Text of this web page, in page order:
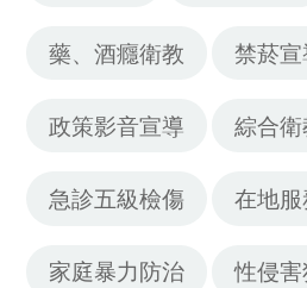
藥、酒癮衛教 禁菸宣
政策影音宣導 綜合
急診五級檢傷 在地
家庭暴力防治 性侵